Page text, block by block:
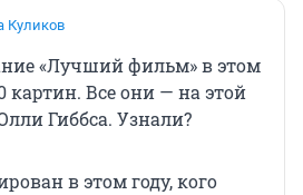
Куликов
«Лучший фильм» в этом
картин. Все они — на этой
Гиббса. Узнали?
в этом году, кого